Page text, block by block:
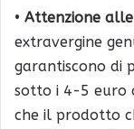
• Attenzione
extravergine
garantiscono di
sotto i 4-5 euro
che il prodotto